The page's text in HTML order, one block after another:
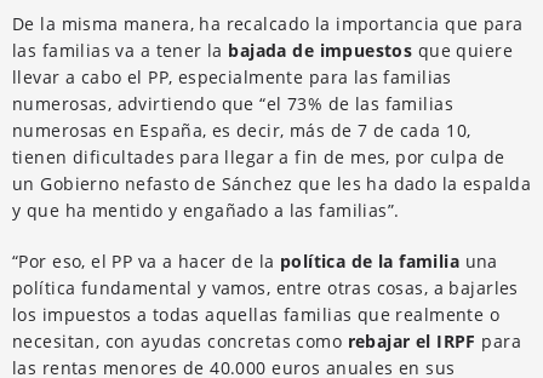
De la misma manera, ha recalcado la importancia que para
las familias va a tener la bajada de impuestos que quiere
llevar a cabo el PP, especialmente para las familias
numerosas, advirtiendo que “el 73% de las familias
numerosas en España, es decir, más de 7 de cada 10,
tienen dificultades para llegar a fin de mes, por culpa de
un Gobierno nefasto de Sánchez que les ha dado la espalda
y que ha mentido y engañado a las familias”.
“Por eso, el PP va a hacer de la política de la familia una
política fundamental y vamos, entre otras cosas, a bajarles
los impuestos a todas aquellas familias que realmente o
necesitan, con ayudas concretas como rebajar el IRPF para
las rentas menores de 40.000 euros anuales en sus